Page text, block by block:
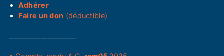
Adhérer
Faire un don (déductible)